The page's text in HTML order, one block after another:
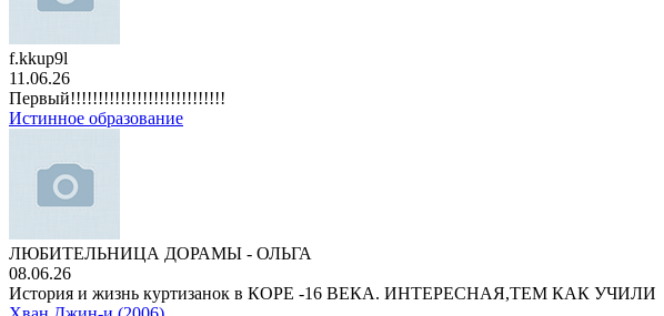
f.kkup9l
11.06.26
Первый!!!!!!!!!!!!!!!!!!!!!!!!!!!!
Истинное образование
ЛЮБИТЕЛЬНИЦА ДОРАМЫ - ОЛЬГА
08.06.26
История и жизнь куртизанок в КОРЕ -16 ВЕКА. ИНТЕРЕСНАЯ,ТЕМ КАК УЧИЛИ